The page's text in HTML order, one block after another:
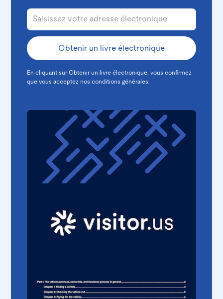
En cliquant sur Obtenir un livre électronique, vous confirmez
que vous acceptez nosconditions générales.